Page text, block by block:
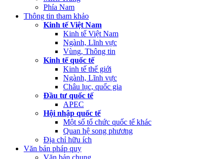
Phía Nam
Thông tin tham khảo
Kinh tế Việt Nam
Kinh tế Việt Nam
Ngành, Lĩnh vực
Vùng, Thông tin
Kinh tế quốc tế
Kinh tế thế giới
Ngành, Lĩnh vực
Châu lục, quốc gia
Đầu tư quốc tế
APEC
Hội nhập quốc tế
Một số tổ chức quốc tế khác
Quan hệ song phương
Địa chỉ hữu ích
Văn bản pháp quy
Văn bản chung